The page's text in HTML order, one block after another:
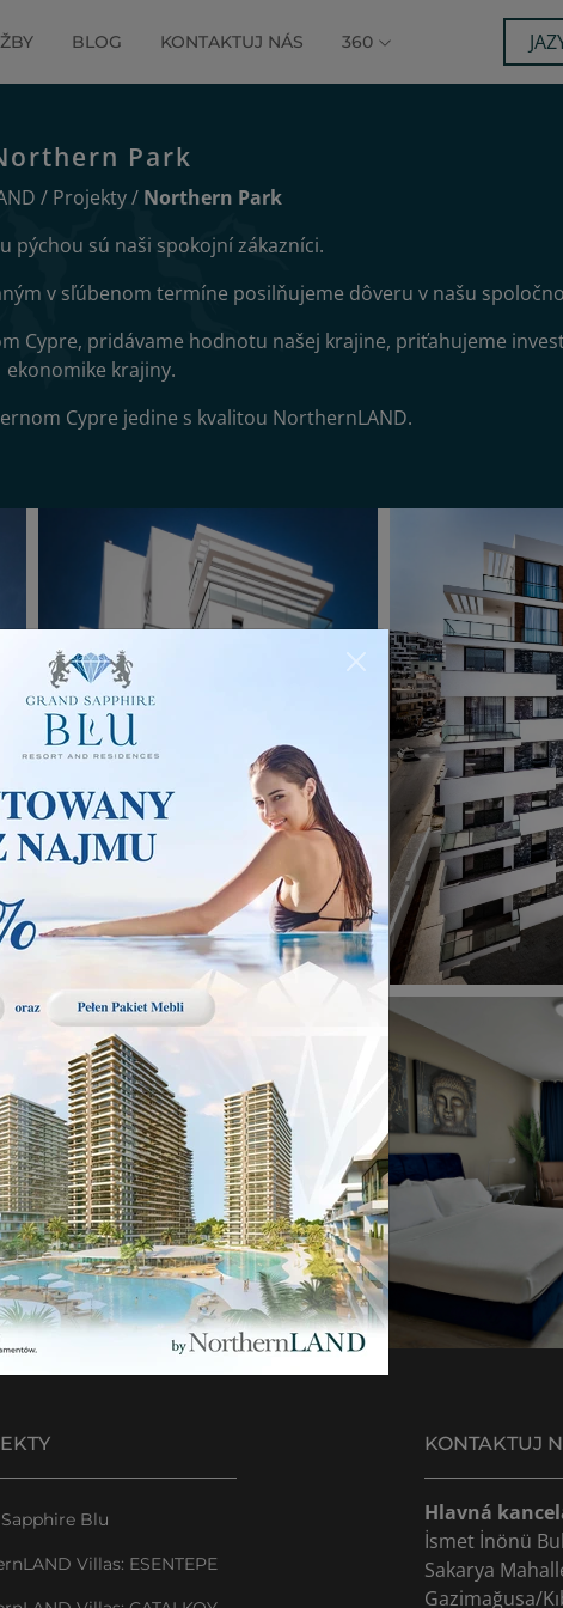
BLOG KONTAKTUJ NÁS 360
Park
/ Projekty / Northern Park
pýchou sú naši spokojní zákazníci.
v sľúbenom termíne posilňujeme dôveru v našu
Cypre, pridávame hodnotu našej krajine, priťahujeme
ekonomike krajiny.
Cypre jedine s kvalitou NorthernLAND.
Blu
Villas: ESENTEPE
KONTAKTUJ
Hlavná
İsmet İnönü
Sakarya
Gazimağusa/